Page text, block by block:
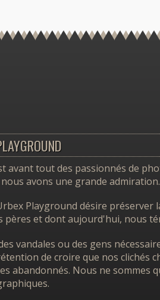
avant tout des passionnés de
avons une grande admiration.
Playground désire
et dont aujourd'hui, nous
vandales ou des gens
de croire que nos clichés
abandonnés. Nous ne sommes